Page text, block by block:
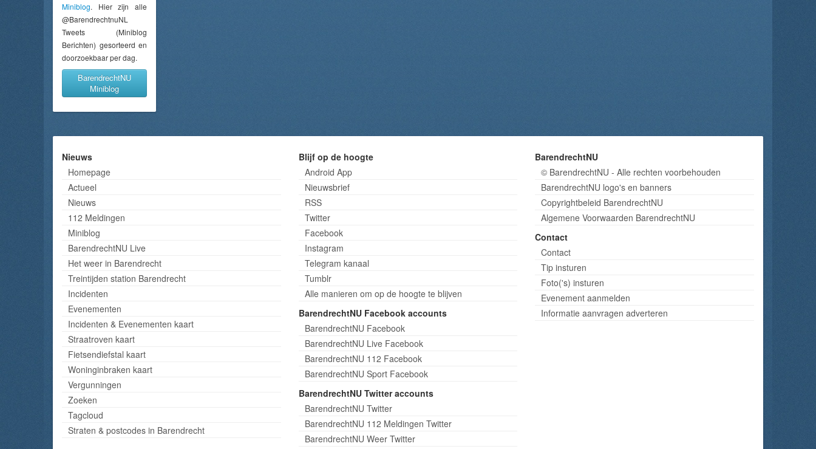
Miniblog. Hier zijn alle
@BarendrechtnuNL
Tweets (Miniblog
Berichten) gesorteerd en
doorzoekbaar per dag.
BarendrechtNU
Miniblog
Nieuws
Homepage
Actueel
Nieuws
112 Meldingen
Miniblog
BarendrechtNU Live
Het weer in Barendrecht
Treintijden station Barendrecht
Incidenten
Evenementen
Incidenten & Evenementen kaart
Straatroven kaart
Fietsendiefstal kaart
Woninginbraken kaart
Vergunningen
Zoeken
Tagcloud
Straten & postcodes in Barendrecht
Blijf op de hoogte
Android App
Nieuwsbrief
RSS
Twitter
Facebook
Instagram
Telegram kanaal
Tumblr
Alle manieren om op de hoogte te blijven
BarendrechtNU Facebook accounts
BarendrechtNU Facebook
BarendrechtNU Live Facebook
BarendrechtNU 112 Facebook
BarendrechtNU Sport Facebook
BarendrechtNU Twitter accounts
BarendrechtNU Twitter
BarendrechtNU 112 Meldingen Twitter
BarendrechtNU Weer Twitter
BarendrechtNU
© BarendrechtNU - Alle rechten voorbehouden
BarendrechtNU logo's en banners
Copyrightbeleid BarendrechtNU
Algemene Voorwaarden BarendrechtNU
Contact
Contact
Tip insturen
Foto('s) insturen
Evenement aanmelden
Informatie aanvragen adverteren